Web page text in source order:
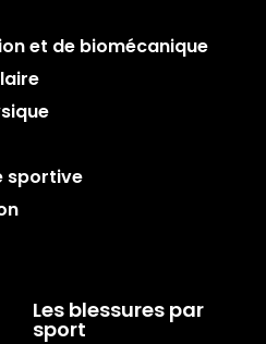
et de biomécanique
sportive
Les blessures par
sport